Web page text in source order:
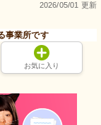
2026/05/01 更新
事業所です
お気に入り